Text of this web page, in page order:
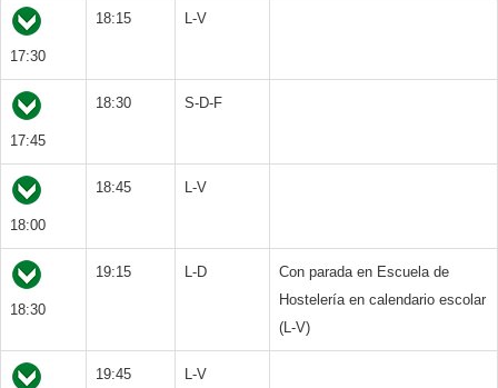
17:30
18:15 L-V
17:45
18:30 S-D-F
18:00
18:45 L-V
18:30
19:15 L-D
Con parada en Escuela de
Hostelería en calendario escolar
(L-V)
19:45 L-V